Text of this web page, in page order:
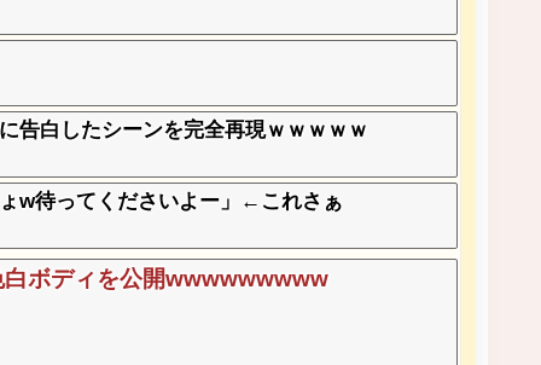
告白したシーンを完全再現ｗｗｗｗｗ
w待ってくださいよー」←これさぁ
ボディを公開wwwwwwwww